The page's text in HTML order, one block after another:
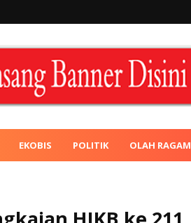
EKOBIS POLITIK OLAH RAGAM